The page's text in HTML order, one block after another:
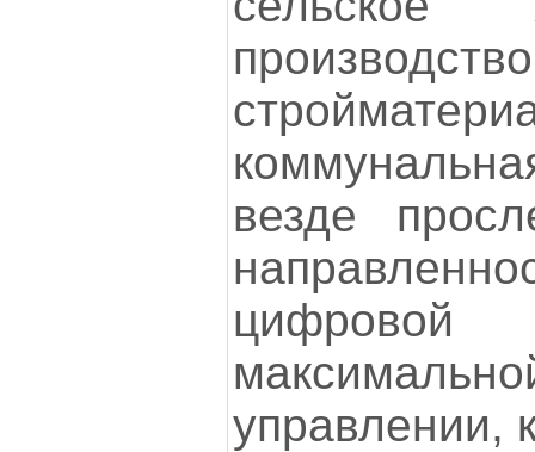
производство
везде
управлении,